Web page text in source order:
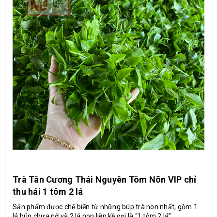
Trà Tân Cương Thái Nguyên Tôm Nõn VIP chỉ
thu hái 1 tôm 2 lá
Sản phẩm được chế biến từ những búp trà non nhất, gồm 1